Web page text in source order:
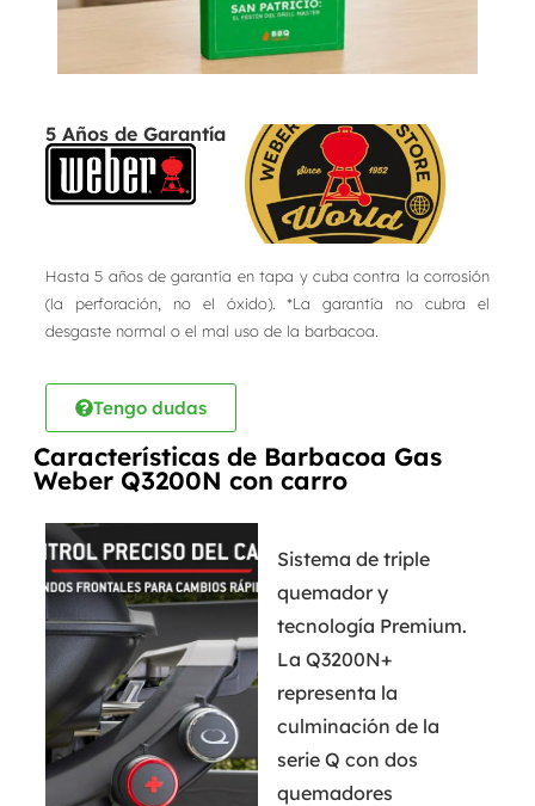
5 Años de Garantía
Hasta 5 años de garantía en tapa y cuba contra la corrosión
(la perforación, no el óxido). *La garantía no cubra el
desgaste normal o el mal uso de la barbacoa.
Tengo dudas
Características de Barbacoa Gas
Weber Q3200N con carro
Sistema de triple
quemador y
tecnología Premium.
La Q3200N+
representa la
culminación de la
serie Q con dos
quemadores